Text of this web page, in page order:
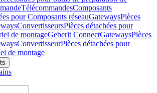
TélécommandesComposants
pour Composants réseauGatewaysPièces
ConvertisseursPièces détachées pour
de montageGeberit ConnectGatewaysPièces
ConvertisseurPièces détachées pour
de montage